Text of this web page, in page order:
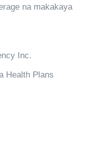
na makakaya
Inc.
Health Plans